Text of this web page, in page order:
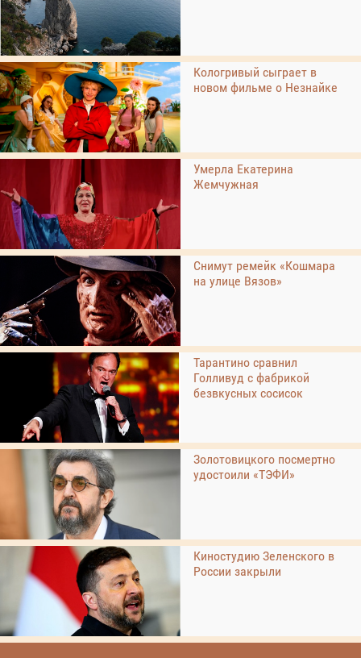
Кологривый сыграет в
новом фильме о Незнайке
Умерла Екатерина
Жемчужная
Снимут ремейк «Кошмара
на улице Вязов»
Тарантино сравнил
Голливуд с фабрикой
безвкусных сосисок
Золотовицкого посмертно
удостоили «ТЭФИ»
Киностудию Зеленского в
России закрыли